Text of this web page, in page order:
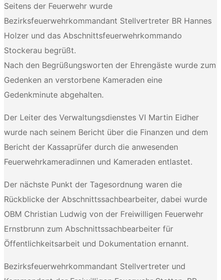
Seitens der Feuerwehr wurde
Bezirksfeuerwehrkommandant Stellvertreter BR Hannes
Holzer und das Abschnittsfeuerwehrkommando
Stockerau begrüßt.
Nach den Begrüßungsworten der Ehrengäste wurde zum
Gedenken an verstorbene Kameraden eine
Gedenkminute abgehalten.
Der Leiter des Verwaltungsdienstes VI Martin Eidher
wurde nach seinem Bericht über die Finanzen und dem
Bericht der Kassaprüfer durch die anwesenden
Feuerwehrkameradinnen und Kameraden entlastet.
Der nächste Punkt der Tagesordnung waren die
Rückblicke der Abschnittssachbearbeiter, dabei wurde
OBM Christian Ludwig von der Freiwilligen Feuerwehr
Ernstbrunn zum Abschnittssachbearbeiter für
Öffentlichkeitsarbeit und Dokumentation ernannt.
Bezirksfeuerwehrkommandant Stellvertreter und